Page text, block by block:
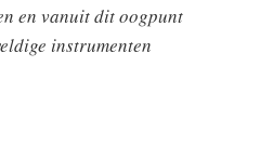
en vanuit dit oogpunt
instrumenten